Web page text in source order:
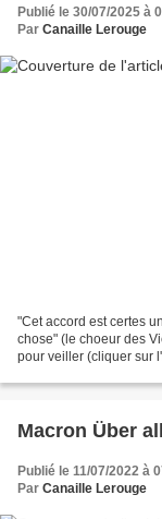
Publié le 30/07/2025 à
Par Canaille Lerouge
"Cet accord est certes
chose" (le choeur des
pour veiller (cliquer sur
Macron Über
Publié le 11/07/2022 à
Par Canaille Lerouge